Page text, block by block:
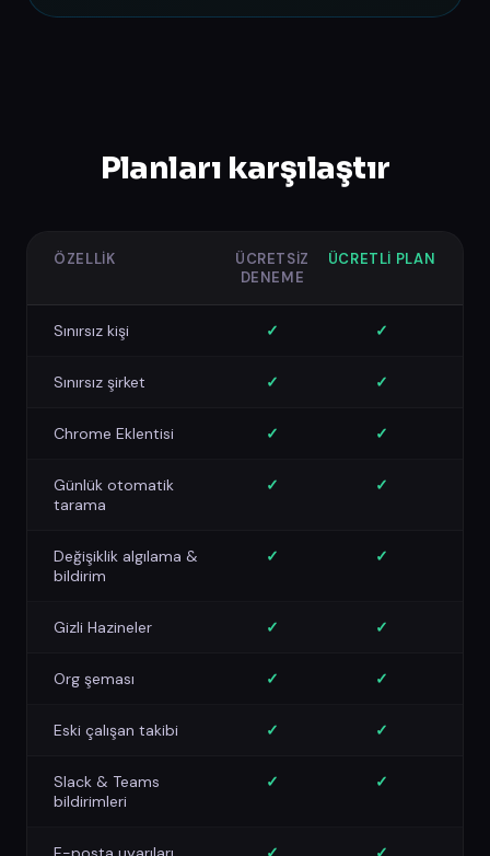
Planları karşılaştır
ÖZELLIK
ÜCRETSIZ
DENEME
ÜCRETLI PLAN
Sınırsız kişi ✓ ✓
Sınırsız şirket ✓ ✓
Chrome Eklentisi ✓ ✓
Günlük otomatik
tarama
✓ ✓
Değişiklik algılama &
bildirim
✓ ✓
Gizli Hazineler ✓ ✓
Org şeması ✓ ✓
Eski çalışan takibi ✓ ✓
Slack & Teams
bildirimleri
✓ ✓